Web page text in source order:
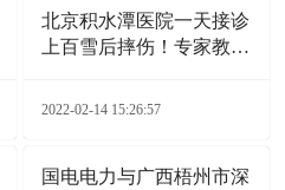
北京积水潭医院一天接诊
上百雪后摔伤！专家教您
2022-02-14 15:26:57
国电电力与广西梧州市深